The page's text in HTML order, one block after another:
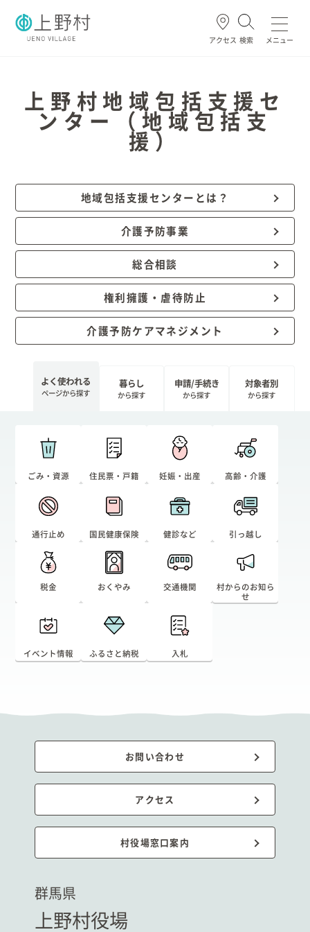
アクセス 検索 メニュー
ホーム
暮らし/手続き
健康/医療/福祉
出産/子育て
事業者向け
村役場窓口案内
サイトマップ プライバシーポリシー
上野村地域包括支援セ
ンター（地域包括支
援）
地域包括支援センターとは？
介護予防事業
総合相談
権利擁護・虐待防止
介護予防ケアマネジメント
よく使われる
ページから探す
暮らし
から探す
申請/手続き
から探す
対象者別
から探す
ごみ・資源 住民票・戸籍 妊娠・出産 高齢・介護
通行止め 国民健康保険 健診など 引っ越し
税金 おくやみ 交通機関
村からのお知ら
せ
イベント情報 ふるさと納税 入札
お問い合わせ
アクセス
村役場窓口案内
群馬県
上野村役場